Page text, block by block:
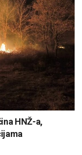
HNŽ-a,